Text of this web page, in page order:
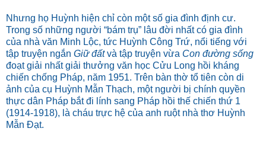
Nhưng họ Huỳnh hiện chỉ còn một số gia đình định cư.
Trong số những người “bám trụ” lâu đời nhất có gia đình
của nhà văn Minh Lộc, tức Huỳnh Công Trứ, nổi tiếng với
tập truyện ngắn Giữ đấtvà tập truyện vừa Con đường sống
đoạt giải nhất giải thưởng văn học Cửu Long hồi kháng
chiến chống Pháp, năm 1951. Trên bàn thờ tổ tiên còn di
ảnh của cụ Huỳnh Mẫn Thạch, một người bị chính quyền
thực dân Pháp bắt đi lính sang Pháp hồi thế chiến thứ 1
(1914-1918), là cháu trực hệ của anh ruột nhà thơ Huỳnh
Mẫn Đạt.